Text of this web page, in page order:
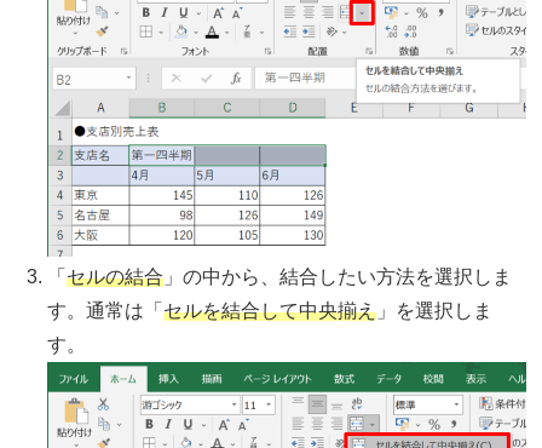
「セルの結合 」の中から、結合したい方法を選択しま
す。通常は「セルを結合して中央揃え 」を選択しま
す。